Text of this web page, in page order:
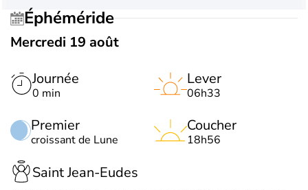
Éphéméride
Mercredi 19 août
Journée
0 min
Premier
croissant de Lune
Lever
06h33
Coucher
18h56
Saint Jean-Eudes